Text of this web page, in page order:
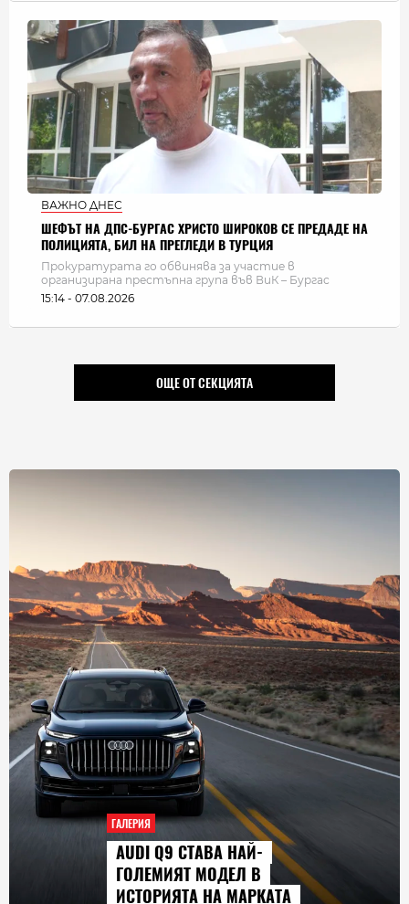
ВАЖНО ДНЕС
ШЕФЪТ НА ДПС-БУРГАС ХРИСТО ШИРОКОВ СЕ ПРЕДАДЕ НА
ПОЛИЦИЯТА, БИЛ НА ПРЕГЛЕДИ В ТУРЦИЯ
Прокуратурата го обвинява за участие в
организирана престъпна група във ВиК – Бургас
15:14 - 07.08.2026
ОЩЕ ОТ СЕКЦИЯТА
ГАЛЕРИЯ
AUDI Q9 СТАВА НАЙ-
ГОЛЕМИЯТ МОДЕЛ В
ИСТОРИЯТА НА МАРКАТА